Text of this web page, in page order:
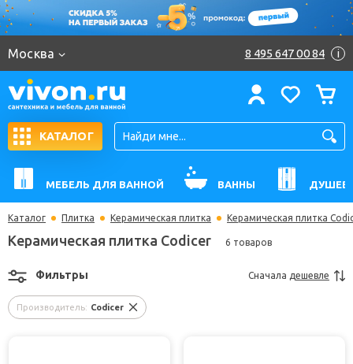
Москва 8 495 647 00 84 i
КАТАЛОГ
МЕБЕЛЬ ДЛЯ ВАННОЙ ВАННЫ
Каталог Плитка Керамическая плитка Керамическая плитка
Керамическая плитка Codicer 6 товаров
Производитель: Codicer
Фильтры Сначала дешевле